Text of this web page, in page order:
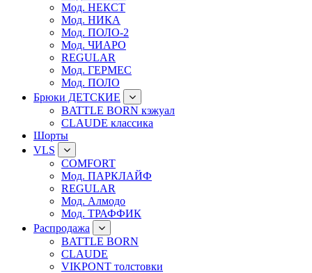
Мод. НЕКСТ
Мод. НИКА
Мод. ПОЛО-2
Мод. ЧИАРО
REGULAR
Мод. ГЕРМЕС
Мод. ПОЛО
Брюки ДЕТСКИЕ
BATTLE BORN кэжуал
CLAUDE классика
Шорты
VLS
COMFORT
Мод. ПАРКЛАЙФ
REGULAR
Мод. Алмодо
Мод. ТРАФФИК
Распродажа
BATTLE BORN
CLAUDE
VIKPONT толстовки